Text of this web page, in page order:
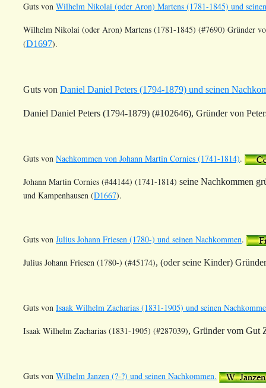
Guts von Wilhelm Nikolai (oder Aron) Martens (1781-1845) und
Wilhelm Nikolai (oder Aron) Martens (1781-1845) (#7690) Gründer
(D1697).
Guts von Daniel Daniel Peters (1794-1879) und seinen
Daniel Daniel Peters (1794-1879) (#102646), Gründer von
Guts von Nachkommen von Johann Martin Cornies (1741-1814).
Johann Martin Cornies (#44144) (1741-1814) seine Nachkommen
und Kampenhausen (D1667).
Guts von Julius Johann Friesen (1780-) und seinen Nachkommen.
Julius Johann Friesen (1780-) (#45174), (oder seine Kinder)
Guts von Isaak Wilhelm Zacharias (1831-1905) und seinen
Isaak Wilhelm Zacharias (1831-1905) (#287039), Gründervom Gut
Guts von Wilhelm Janzen (?-?) und seinen Nachkommen.